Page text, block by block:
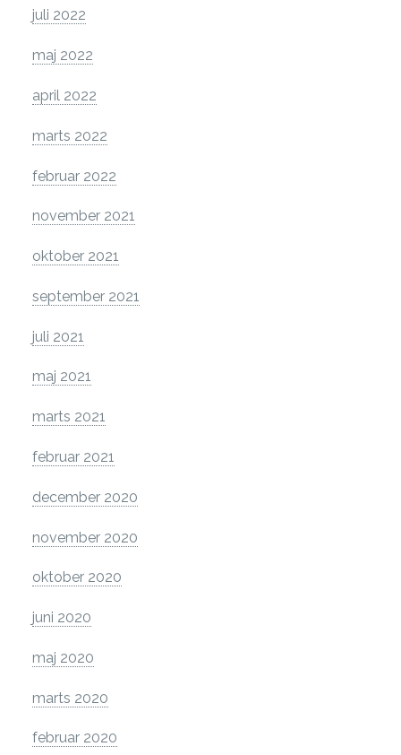
juli 2022
maj 2022
april 2022
marts 2022
februar 2022
november 2021
oktober 2021
september 2021
juli 2021
maj 2021
marts 2021
februar 2021
december 2020
november 2020
oktober 2020
juni 2020
maj 2020
marts 2020
februar 2020